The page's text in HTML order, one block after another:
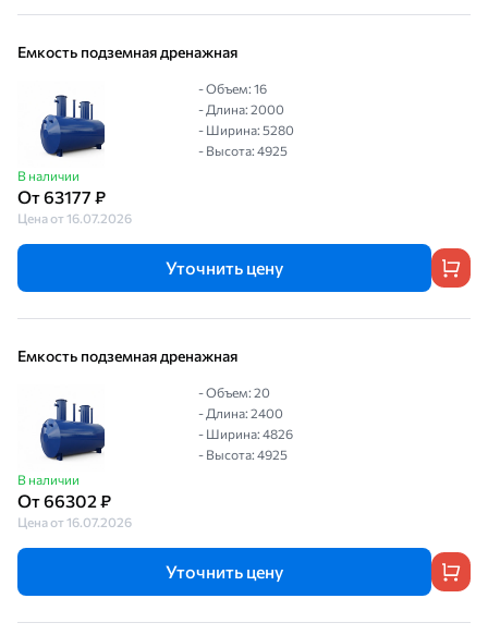
Емкость подземная дренажная
В наличии
От 63177 ₽
Цена от 16.07.2026
- Объем: 16
- Длина: 2000
- Ширина: 5280
- Высота: 4925
Уточнить цену
Емкость подземная дренажная
В наличии
От 66302 ₽
Цена от 16.07.2026
- Объем: 20
- Длина: 2400
- Ширина: 4826
- Высота: 4925
Уточнить цену